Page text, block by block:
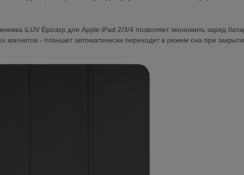
iLUV Epicarp для Apple iPad 2/3/4 позволяет экономить заряд
магнитов - планшет автоматически переходит в режим сна при